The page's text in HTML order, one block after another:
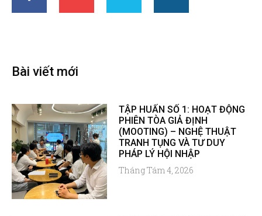
Bài viết mới
TẬP HUẤN SỐ 1: HOẠT ĐỘNG
PHIÊN TÒA GIẢ ĐỊNH
(MOOTING) – NGHỆ THUẬT
TRANH TỤNG VÀ TƯ DUY
PHÁP LÝ HỘI NHẬP
Tháng Tám 4, 2026